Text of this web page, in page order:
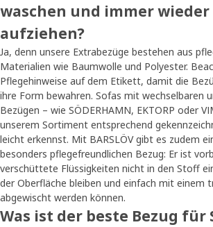
waschen und immer wieder
aufziehen?
Ja, denn unsere Extrabezüge bestehen aus
Materialien wie Baumwolle und Polyester.
Pflegehinweise auf dem Etikett, damit die
ihre Form bewahren. Sofas mit wechselbaren
Bezügen – wie SÖDERHAMN, EKTORP oder
unserem Sortiment entsprechend
leicht erkennst. Mit BARSLÖV gibt es zudem
besonders pflegefreundlichen Bezug: Er ist
verschüttete Flüssigkeiten nicht in den Stoff
der Oberfläche bleiben und einfach mit einem
abgewischt werden können.
Was ist der beste Bezug für